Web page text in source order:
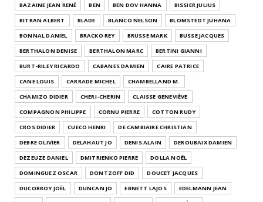
BAZAINE JEAN RENÉ
BEN BEN DOV HANNA
BISSIER JULIUS
BITRAN ALBERT
BLADE BLANCO NELSON
BLOMSTEDT JUHANA
BONNAL DANIEL
BRACKO REY BRUSSE MARK
BUSSE JACQUES
BERTHALON DENISE
BERTHALON MARC
BERTINI GIANNI
BURT-RILEY RICARDO
CABANES DAMIEN
CAIRE PATRICE
CANE LOUIS
CARRADE MICHEL
CHAMBELLAND M.
CHAMIZO DIDIER
CHERI-CHERIN
CLAISSE GENEVIÈVE
COMPAGNON PHILIPPE
CORNU PIERRE
COTTON RUDY
CROS DIDIER
CUECO HENRI
DE CAMBIAIRE CHRISTIAN
DEBRE OLIVIER
DELAHAUT JO DENIS ALAIN
DEROUBAIX DAMIEN
DEZEUZE DANIEL
DMITRIENKO PIERRE
DOLLA NOËL
DOMINGUEZ OSCAR
DONTZOFF DID
DOUCET JACQUES
DUCORROY JOËL
DUNCAN JO EBNETT LAJOS
EDELMANN JEAN